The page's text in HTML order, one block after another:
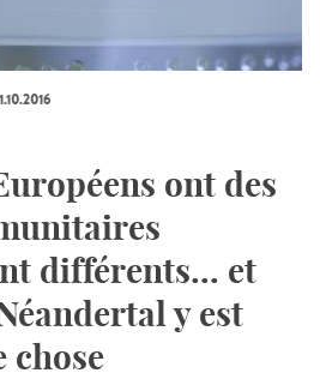
ont des
différents... et
y est
chose